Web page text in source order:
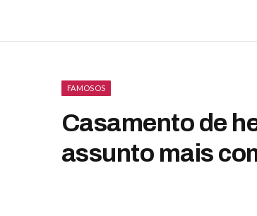
FAMOSOS
Casamento de
assunto mais